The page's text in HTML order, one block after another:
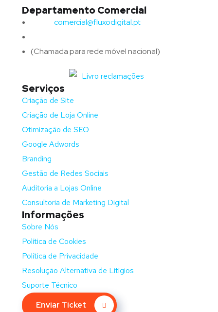
Departamento Comercial
comercial@fluxodigital.pt
(Chamada para rede móvel nacional)
Serviços
Criação de Site
Criação de Loja Online
Otimização de SEO
Google Adwords
Branding
Gestão de Redes Sociais
Auditoria a Lojas Online
Consultoria de Marketing Digital
Informações
Sobre Nós
Política de Cookies
Política de Privacidade
Resolução Alternativa de Litígios
Suporte Técnico
Enviar Ticket